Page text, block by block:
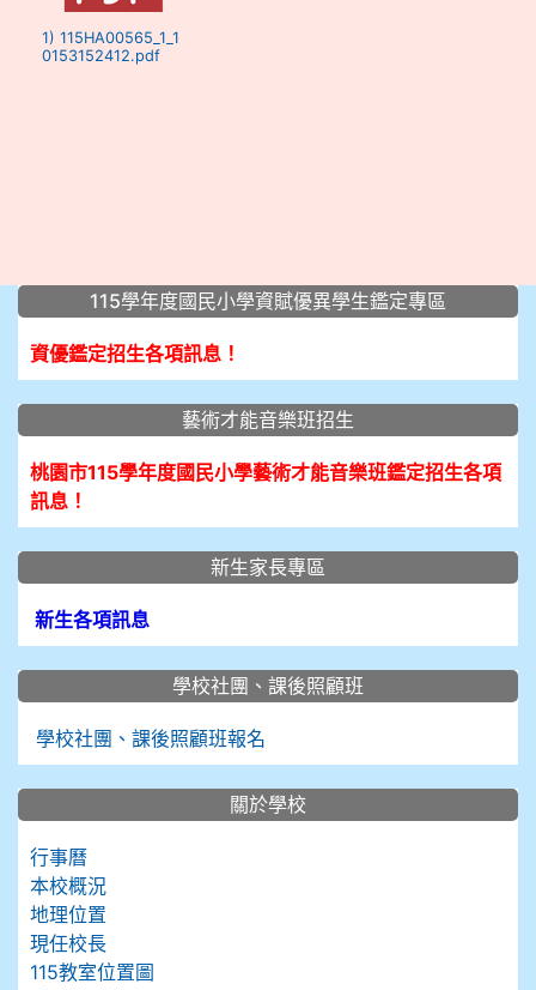
1) 115HA00565_1_1
0153152412.pdf
::: 115學年度國民小學資賦優異學生鑑定專區
資優鑑定招生各項訊息！
藝術才能音樂班招生
桃園市115學年度國民小學藝術才能音樂班鑑定招生各項
訊息！
新生家長專區
新生各項訊息
學校社團、課後照顧班
學校社團、課後照顧班報名
關於學校
行事曆
本校概況
地理位置
現任校長
115教室位置圖